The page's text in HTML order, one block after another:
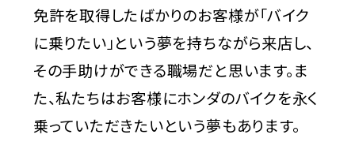
免許を取得したばかりのお客様が「バイク
に乗りたい」という夢を持ちながら来店し、
その手助けができる職場だと思います。ま
た、私たちはお客様にホンダのバイクを永く
乗っていただきたいという夢もあります。